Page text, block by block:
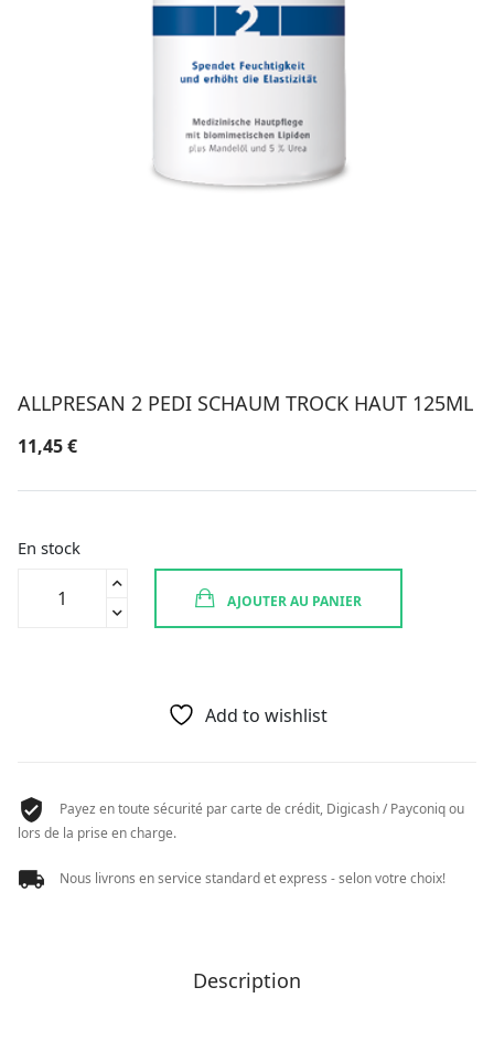
ALLPRESAN 2 PEDI SCHAUM TROCK HAUT 125ML
11,45€
En stock
125ML
AJOUTER AU PANIER
Add to wishlist
Payez en toute sécurité par carte de crédit, Digicash / Payconiq ou
lors de la prise en charge.
Nous livrons en service standard et express - selon votre choix!
Description